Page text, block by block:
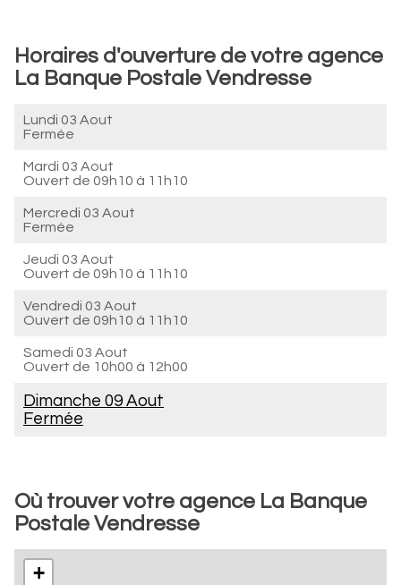
Horaires d'ouverture de votre agence
La Banque Postale Vendresse
Lundi 03 Aout
Fermée
Mardi 03 Aout
Ouvert de 09h10 à 11h10
Mercredi 03 Aout
Fermée
Jeudi 03 Aout
Ouvert de 09h10 à 11h10
Vendredi 03 Aout
Ouvert de 09h10 à 11h10
Samedi 03 Aout
Ouvert de 10h00 à 12h00
Dimanche 09 Aout
Fermée
Où trouver votre agence La Banque
Postale Vendresse
+